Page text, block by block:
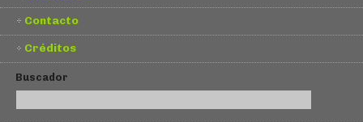
Contacto
Créditos
Buscador